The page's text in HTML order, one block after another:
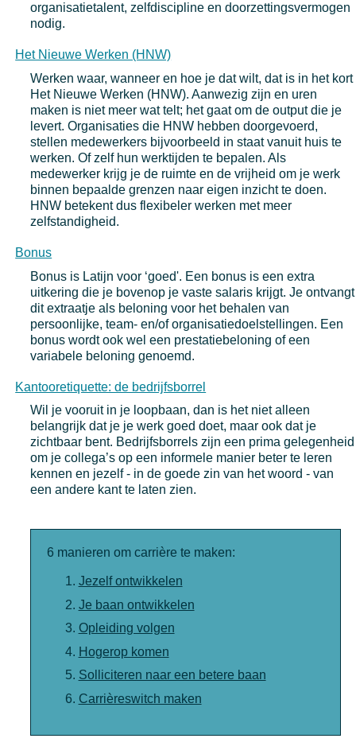
organisatietalent, zelfdiscipline en doorzettingsvermogen
nodig.
Het Nieuwe Werken (HNW)
Werken waar, wanneer en hoe je dat wilt, dat is in het kort
Het Nieuwe Werken (HNW). Aanwezig zijn en uren
maken is niet meer wat telt; het gaat om de output die je
levert. Organisaties die HNW hebben doorgevoerd,
stellen medewerkers bijvoorbeeld in staat vanuit huis te
werken. Of zelf hun werktijden te bepalen. Als
medewerker krijg je de ruimte en de vrijheid om je werk
binnen bepaalde grenzen naar eigen inzicht te doen.
HNW betekent dus flexibeler werken met meer
zelfstandigheid.
Bonus
Bonus is Latijn voor ‘goed'. Een bonus is een extra
uitkering die je bovenop je vaste salaris krijgt. Je ontvangt
dit extraatje als beloning voor het behalen van
persoonlijke, team- en/of organisatiedoelstellingen. Een
bonus wordt ook wel een prestatiebeloning of een
variabele beloning genoemd.
Kantooretiquette: de bedrijfsborrel
Wil je vooruit in je loopbaan, dan is het niet alleen
belangrijk dat je je werk goed doet, maar ook dat je
zichtbaar bent. Bedrijfsborrels zijn een prima gelegenheid
om je collega’s op een informele manier beter te leren
kennen en jezelf - in de goede zin van het woord - van
een andere kant te laten zien.
6 manieren om carrière te maken:
Jezelf ontwikkelen
Je baan ontwikkelen
Opleiding volgen
Hogerop komen
Solliciteren naar een betere baan
Carrièreswitch maken